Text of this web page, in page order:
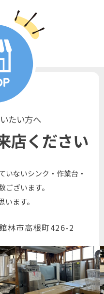
たい方へ
店ください
いないシンク・作業台・
ざいます。
ます。
林市高根町426-2